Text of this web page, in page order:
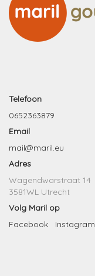
Telefoon
0652363879
Email
mail@maril.eu
Adres
Wagendwarstraat 14
3581WL Utrecht
Volg Maril op
Facebook
Instagram